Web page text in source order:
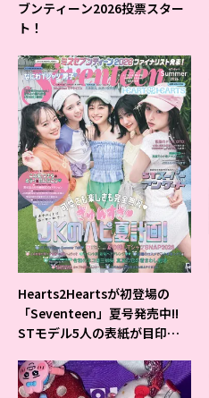
ブンティーン2026投票スター
ト！
Hearts2Heartsが初登場の
「Seventeen」夏号発売中!!
STモデル5人の表紙が目印だ